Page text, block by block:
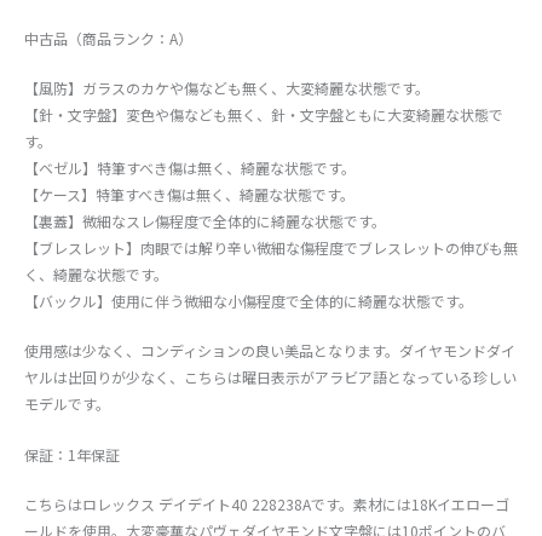
中古品（商品ランク：A）
【風防】ガラスのカケや傷なども無く、大変綺麗な状態です。
【針・文字盤】変色や傷なども無く、針・文字盤ともに大変綺麗な状態で
す。
【ベゼル】特筆すべき傷は無く、綺麗な状態です。
【ケース】特筆すべき傷は無く、綺麗な状態です。
【裏蓋】微細なスレ傷程度で全体的に綺麗な状態です。
【ブレスレット】肉眼では解り辛い微細な傷程度でブレスレットの伸びも無
く、綺麗な状態です。
【バックル】使用に伴う微細な小傷程度で全体的に綺麗な状態です。
使用感は少なく、コンディションの良い美品となります。ダイヤモンドダイ
ヤルは出回りが少なく、こちらは曜日表示がアラビア語となっている珍しい
モデルです。
保証：1年保証
こちらはロレックス デイデイト40 228238Aです。素材には18Kイエローゴ
ールドを使用。大変豪華なパヴェダイヤモンド文字盤には10ポイントのバ